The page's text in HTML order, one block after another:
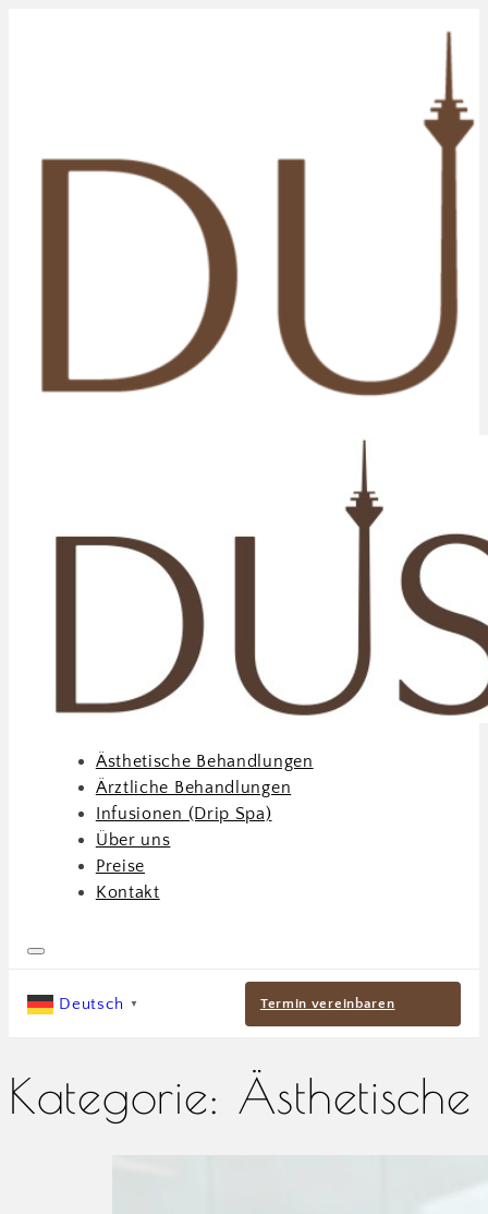
Ästhetische Behandlungen
Ärztliche Behandlungen
Infusionen (Drip Spa)
Über uns
Preise
Kontakt
Deutsch ▼ Termin vereinbaren
Kategorie: